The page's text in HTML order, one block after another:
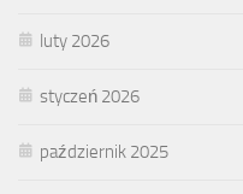
luty 2026
styczeń 2026
październik 2025